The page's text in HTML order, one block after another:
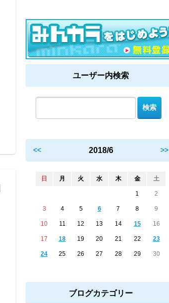
ユーザー内検索
<< 2018/6 >>
日 月 火 水 木 金 土
1 2
3 4 5 6 7 8 9
10 11 12 13 14 15 16
17 18 19 20 21 22 23
24 25 26 27 28 29 30
ブログカテゴリー